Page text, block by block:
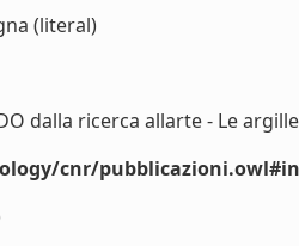
(literal)
dalla ricerca allarte - Le
cnr/